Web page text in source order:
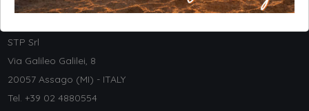
STP Srl
Via Galileo Galilei, 8
20057 Assago (MI) - ITALY
Tel. +39 02 4880554